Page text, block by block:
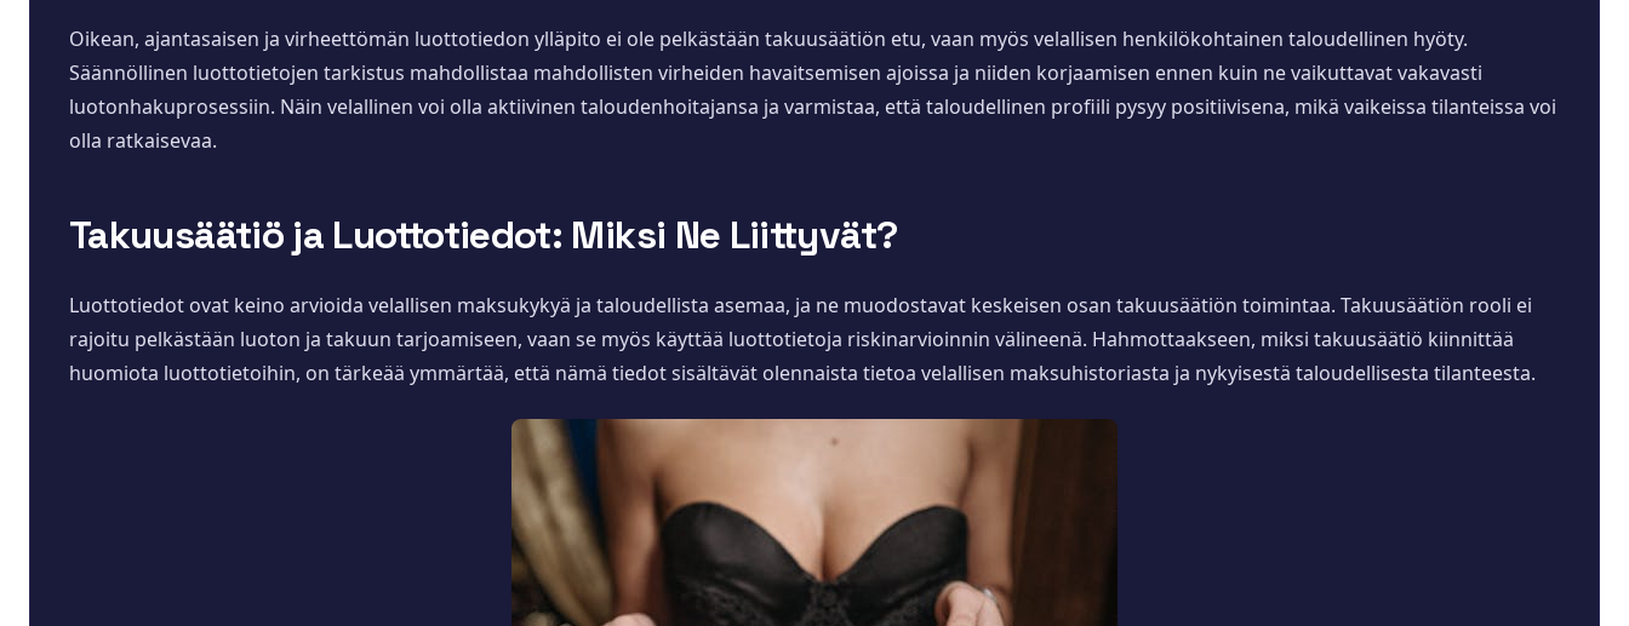
Oikean, ajantasaisen ja virheettömän luottotiedon ylläpito ei ole pelkästään takuusäätiön etu, vaan myös velallisen henkilökohtainen taloudellinen hyöty.
Säännöllinen luottotietojen tarkistus mahdollistaa mahdollisten virheiden havaitsemisen ajoissa ja niiden korjaamisen ennen kuin ne vaikuttavat vakavasti
luotonhakuprosessiin. Näin velallinen voi olla aktiivinen taloudenhoitajansa ja varmistaa, että taloudellinen profiili pysyy positiivisena, mikä vaikeissa tilanteissa voi
olla ratkaisevaa.
Takuusäätiö ja Luottotiedot: Miksi Ne Liittyvät?
Luottotiedot ovat keino arvioida velallisen maksukykyä ja taloudellista asemaa, ja ne muodostavat keskeisen osan takuusäätiön toimintaa. Takuusäätiön rooli ei
rajoitu pelkästään luoton ja takuun tarjoamiseen, vaan se myös käyttää luottotietoja riskinarvioinnin välineenä. Hahmottaakseen, miksi takuusäätiö kiinnittää
huomiota luottotietoihin, on tärkeää ymmärtää, että nämä tiedot sisältävät olennaista tietoa velallisen maksuhistoriasta ja nykyisestä taloudellisesta tilanteesta.